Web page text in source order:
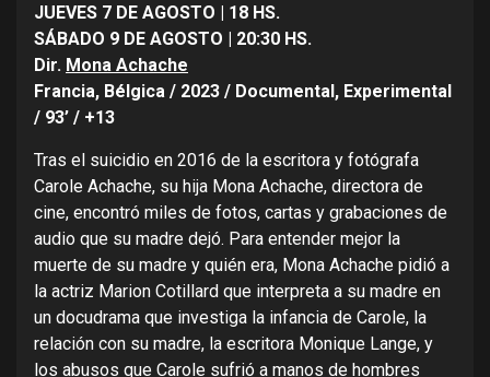
JUEVES 7 DE AGOSTO | 18 HS.
SÁBADO 9 DE AGOSTO | 20:30 HS.
Dir. Mona Achache
Francia, Bélgica / 2023 / Documental, Experimental
/ 93’ / +13
Tras el suicidio en 2016 de la escritora y fotógrafa
Carole Achache, su hija Mona Achache, directora de
cine, encontró miles de fotos, cartas y grabaciones de
audio que su madre dejó. Para entender mejor la
muerte de su madre y quién era, Mona Achache pidió a
la actriz Marion Cotillard que interpreta a su madre en
un docudrama que investiga la infancia de Carole, la
relación con su madre, la escritora Monique Lange, y
los abusos que Carole sufrió a manos de hombres